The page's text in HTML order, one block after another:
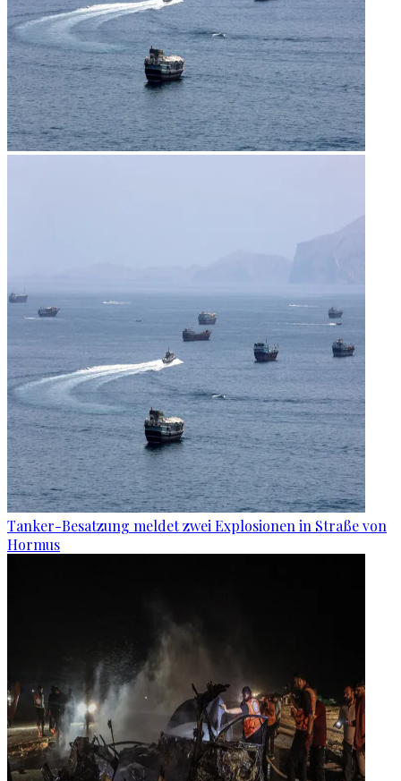
Tanker-Besatzung meldet zwei Explosionen in Straße von
Hormus